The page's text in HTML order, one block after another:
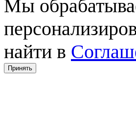
Мы
найти в
Принять